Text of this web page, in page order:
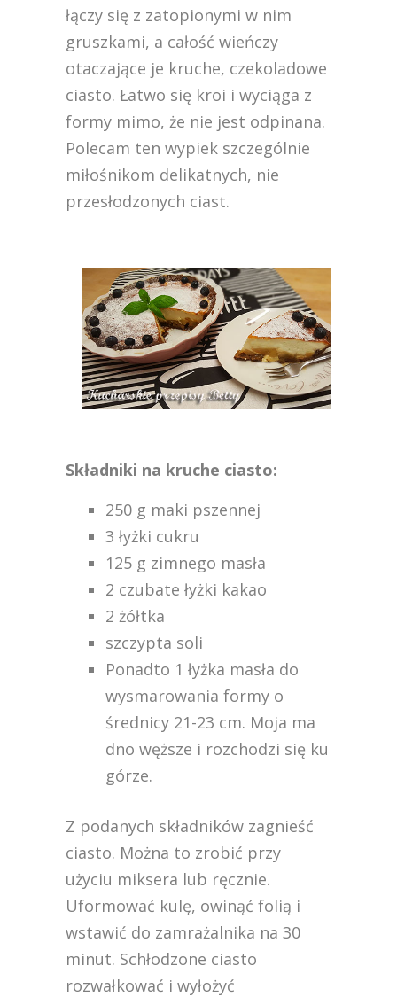
łączy się z zatopionymi w nim
gruszkami, a całość wieńczy
otaczające je kruche, czekoladowe
ciasto. Łatwo się kroi i wyciąga z
formy mimo, że nie jest odpinana.
Polecam ten wypiek szczególnie
miłośnikom delikatnych, nie
przesłodzonych ciast.
Składniki na kruche ciasto:
250 g maki pszennej
3 łyżki cukru
125 g zimnego masła
2 czubate łyżki kakao
2 żółtka
szczypta soli
Ponadto 1 łyżka masła do
wysmarowania formy o
średnicy 21-23 cm. Moja ma
dno węższe i rozchodzi się ku
górze.
Z podanych składników zagnieść
ciasto. Można to zrobić przy
użyciu miksera lub ręcznie.
Uformować kulę, owinąć folią i
wstawić do zamrażalnika na 30
minut. Schłodzone ciasto
rozwałkować i wyłożyć